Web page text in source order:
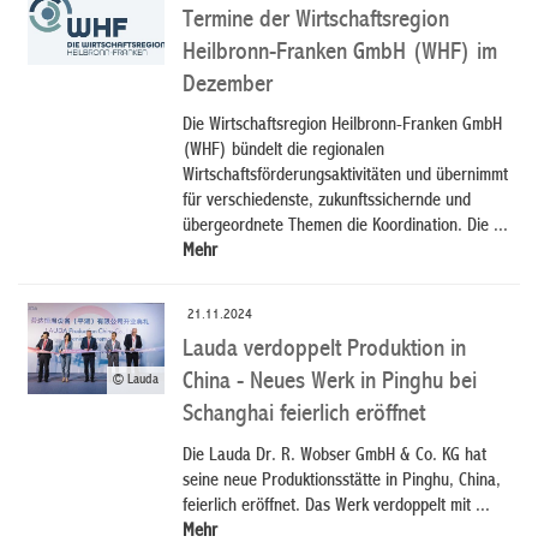
Termine der Wirtschaftsregion
Heilbronn-Franken GmbH (WHF) im
Dezember
Die Wirtschaftsregion Heilbronn-Franken GmbH
(WHF) bündelt die regionalen
Wirtschaftsförderungsaktivitäten und übernimmt
für verschiedenste, zukunftssichernde und
übergeordnete Themen die Koordination. Die ...
Mehr
© Lauda
21.11.2024
Lauda verdoppelt Produktion in
China - Neues Werk in Pinghu bei
Schanghai feierlich eröffnet
Die Lauda Dr. R. Wobser GmbH & Co. KG hat
seine neue Produktionsstätte in Pinghu, China,
feierlich eröffnet. Das Werk verdoppelt mit ...
Mehr